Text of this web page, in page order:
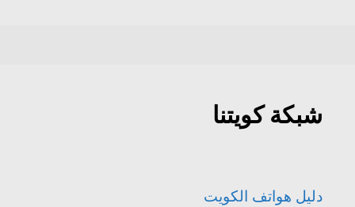
شبكة كويتنا
دليل هواتف الكويت